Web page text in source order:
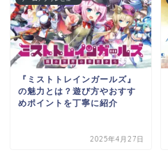
『ミストトレインガールズ』
の魅力とは？遊び方やおすす
めポイントを丁寧に紹介
2025年4月27日